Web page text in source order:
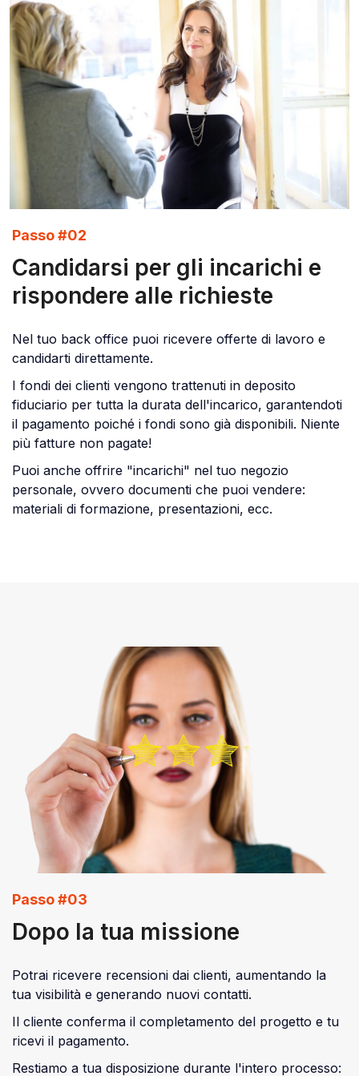
Passo #02
Candidarsi per gli incarichi e
rispondere alle richieste
Nel tuo back office puoi ricevere offerte di lavoro e
candidarti direttamente.
I fondi dei clienti vengono trattenuti in deposito
fiduciario per tutta la durata dell'incarico, garantendoti
il ​​pagamento poiché i fondi sono già disponibili. Niente
più fatture non pagate!
Puoi anche offrire "incarichi" nel tuo negozio
personale, ovvero documenti che puoi vendere:
materiali di formazione, presentazioni, ecc.
Passo #03
Dopo la tua missione
Potrai ricevere recensioni dai clienti, aumentando la
tua visibilità e generando nuovi contatti.
Il cliente conferma il completamento del progetto e tu
ricevi il pagamento.
Restiamo a tua disposizione durante l'intero processo: